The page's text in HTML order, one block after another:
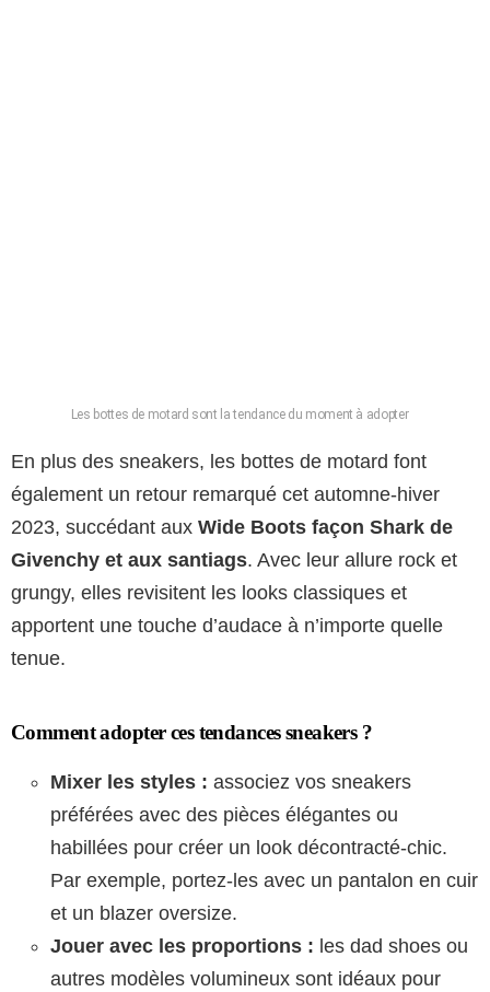
Les bottes de motard sont la tendance du moment à adopter
En plus des sneakers, les bottes de motard font
également un retour remarqué cet automne-hiver
2023, succédant aux Wide Boots façon Shark de
Givenchy et aux santiags. Avec leur allure rock et
grungy, elles revisitent les looks classiques et
apportent une touche d’audace à n’importe quelle
tenue.
Comment adopter ces tendances sneakers ?
Mixer les styles : associez vos sneakers
préférées avec des pièces élégantes ou
habillées pour créer un look décontracté-chic.
Par exemple, portez-les avec un pantalon en cuir
et un blazer oversize.
Jouer avec les proportions : les dad shoes ou
autres modèles volumineux sont idéaux pour